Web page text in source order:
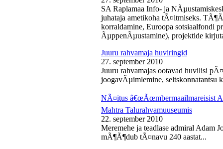
SA Raplamaa Info- ja
juhataja ametikoha tÃ¤itmiseks.
korraldamine, Euroopa sotsiaalfondi
ÃµppenÃµustamine), projektide
Juuru rahvamaja huviringid
27. september 2010
Juuru rahvamajas ootavad huvilisi
joogavÃµimlemine, seltskonnatantsu
NÃ¤itus â€œÃœmbermaailmareisist
Mahtra Talurahvamuuseumis
22. september 2010
Meremehe ja teadlase admiral Adam
mÃ¶Ã¶dub tÃ¤navu 240 aastat...